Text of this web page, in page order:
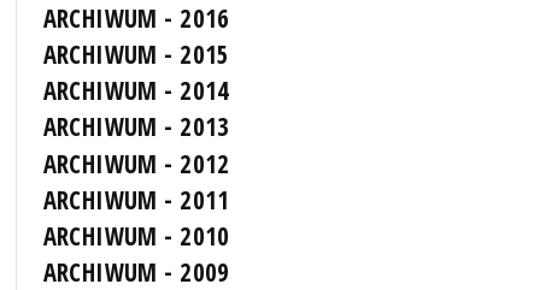
ARCHIWUM - 2016
ARCHIWUM - 2015
ARCHIWUM - 2014
ARCHIWUM - 2013
ARCHIWUM - 2012
ARCHIWUM - 2011
ARCHIWUM - 2010
ARCHIWUM - 2009